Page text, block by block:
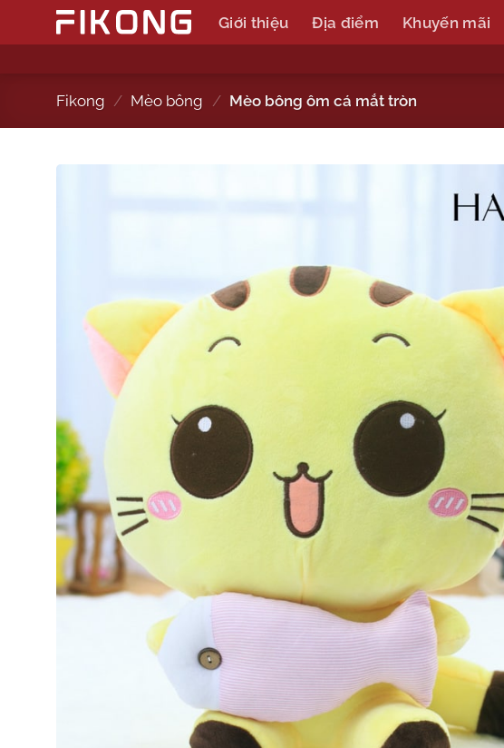
Giới thiệu Địa điểm Khuyến mãi
Fikong / Mèo bông / Mèo bông ôm cá mắt tròn